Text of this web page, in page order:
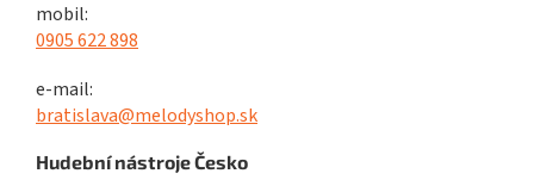
mobil:
0905 622 898
e-mail:
bratislava@melodyshop.sk
Hudební nástroje Česko